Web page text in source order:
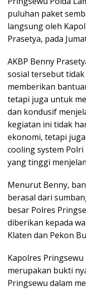
puluhan paket
langsung oleh
Prasetya, pada
AKBP Benny
sosial tersebut
memberikan
tetapi juga untuk
dan kondusif
kegiatan ini tidak
ekonomi, tetapi
cooling system
yang tinggi
Menurut Benny,
berasal dari
besar Polres
diberikan kepada
Klaten dan Pekon
Kapolres
merupakan bukti
Pringsewu dalam